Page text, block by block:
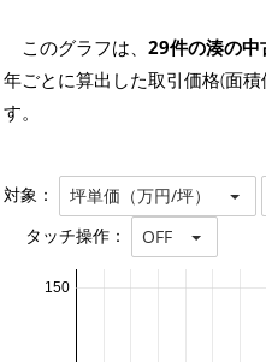
このグラフは、 29件の湊の中
年ごとに算出した取引価格(面
す。
対象： 坪単価（万円/坪）
タッチ操作： OFF
150